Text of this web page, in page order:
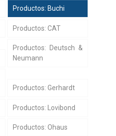
Productos: Buchi
Productos: CAT
Productos: Deutsch &
Neumann
Productos: Gerhardt
Productos: Lovibond
Productos: Ohaus